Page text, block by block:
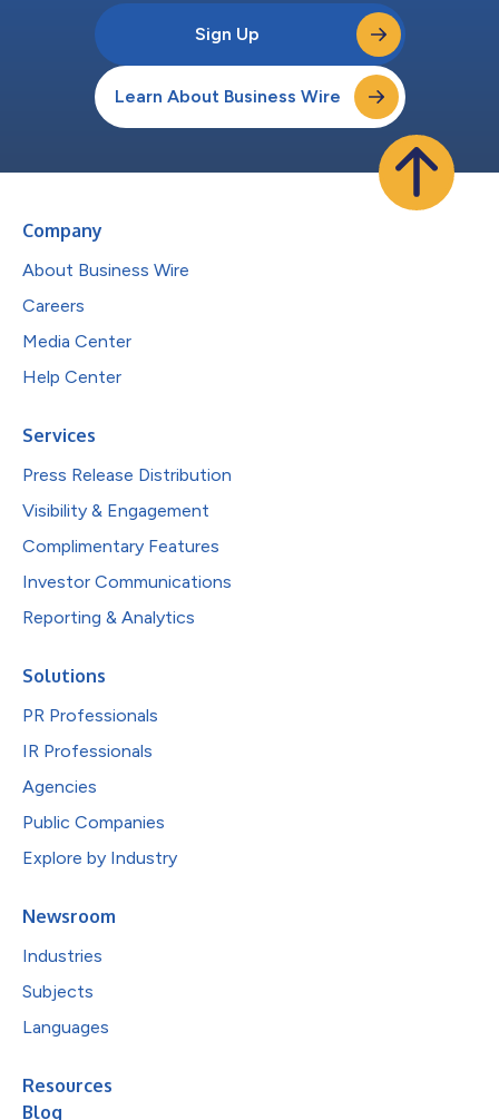
Sign Up
Learn About Business Wire
Company
About Business Wire
Careers
Media Center
Help Center
Services
Press Release Distribution
Visibility & Engagement
Complimentary Features
Investor Communications
Reporting & Analytics
Solutions
PR Professionals
IR Professionals
Agencies
Public Companies
Explore by Industry
Newsroom
Industries
Subjects
Languages
Resources
Blog